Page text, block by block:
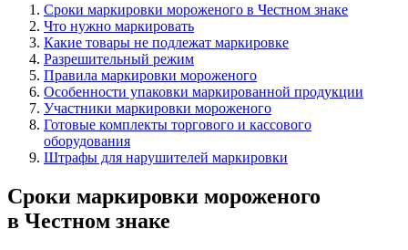
Сроки маркировки мороженого в Честном знаке
Что нужно маркировать
Какие товары не подлежат маркировке
Разрешительный режим
Правила маркировки мороженого
Особенности упаковки маркированной продукции
Участники маркировки мороженого
Готовые комплекты торгового и кассового
оборудования
Штрафы для нарушителей маркировки
Сроки маркировки мороженого
в Честном знаке